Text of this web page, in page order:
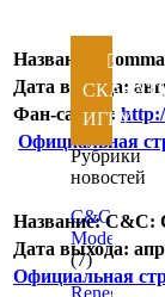
Дата выхода:
Фан-сайты:
Официальная
Название:C&C:
Дата выхода:
Официальная
ИГРУ
Рубрики
новостей
C&C
Mode
(7)
Renegade